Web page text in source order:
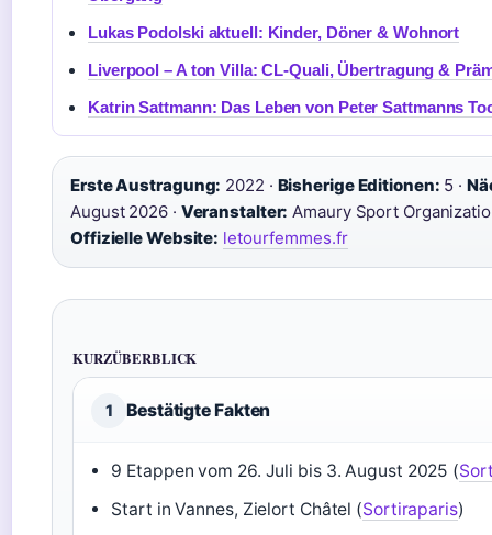
Lukas Podolski aktuell: Kinder, Döner & Wohnort
Liverpool – A ton Villa: CL-Quali, Übertragung &
Katrin Sattmann: Das Leben von Peter Sattmanns
Erste Austragung: 2022 · Bisherige Editionen: 5 ·
August 2026 · Veranstalter: Amaury Sport
Offizielle Website: letourfemmes.fr
KURZÜBERBLICK
1 Bestätigte Fakten
9 Etappen vom 26. Juli bis 3. August 2025 (
Start in Vannes, Zielort Châtel (Sortiraparis)